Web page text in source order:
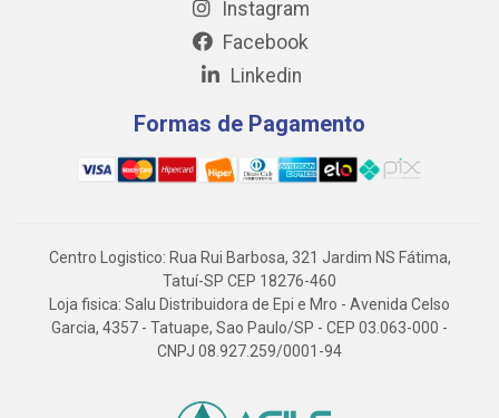
Instagram
Facebook
Linkedin
Formas de Pagamento
Centro Logistico: Rua Rui Barbosa, 321 Jardim NS Fátima,
Tatuí-SP CEP 18276-460
Loja fisica: Salu Distribuidora de Epi e Mro - Avenida Celso
Garcia, 4357 - Tatuape, Sao Paulo/SP - CEP 03.063-000 -
CNPJ 08.927.259/0001-94